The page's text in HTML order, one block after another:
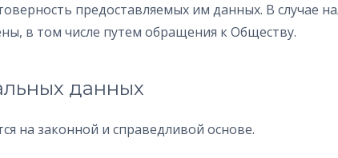
предоставляемых им данных. В случае
в том числе путем обращения к Обществу.
данных
на законной и справедливой основе.